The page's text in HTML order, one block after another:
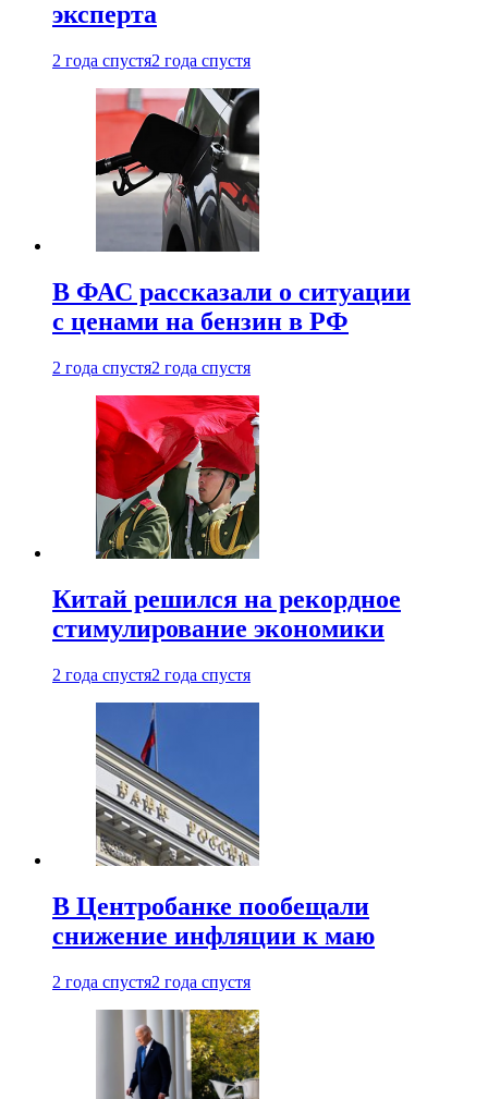
эксперта
2 года спустя2 года спустя
В ФАС рассказали о ситуации
с ценами на бензин в РФ
2 года спустя2 года спустя
Китай решился на рекордное
стимулирование экономики
2 года спустя2 года спустя
В Центробанке пообещали
снижение инфляции к маю
2 года спустя2 года спустя